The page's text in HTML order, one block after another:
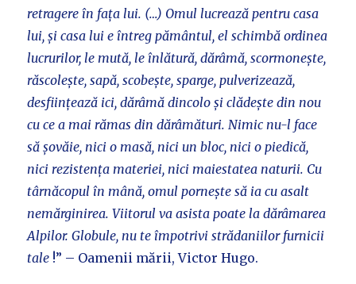
retragere în fața lui. (…) Omul lucrează pentru casa
lui, și casa lui e întreg pământul, el schimbă ordinea
lucrurilor, le mută, le înlătură, dărâmă, scormonește,
răscolește, sapă, scobește, sparge, pulverizează,
desființează ici, dărâmă dincolo și clădește din nou
cu ce a mai rămas din dărâmături. Nimic nu-l face
să șovăie, nici o masă, nici un bloc, nici o piedică,
nici rezistența materiei, nici maiestatea naturii. Cu
târnăcopul în mână, omul pornește să ia cu asalt
nemărginirea. Viitorul va asista poate la dărâmarea
Alpilor. Globule, nu te împotrivi strădaniilor furnicii
tale !” – Oamenii mării, Victor Hugo.